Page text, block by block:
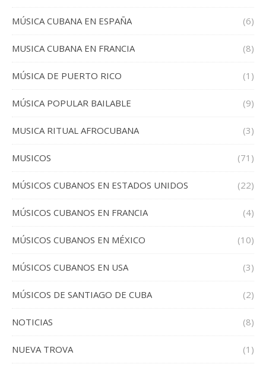
MÚSICA CUBANA EN ESPAÑA (6)
MUSICA CUBANA EN FRANCIA (8)
MÚSICA DE PUERTO RICO (1)
MÚSICA POPULAR BAILABLE (9)
MUSICA RITUAL AFROCUBANA (3)
MUSICOS (71)
MÚSICOS CUBANOS EN ESTADOS UNIDOS (22)
MÚSICOS CUBANOS EN FRANCIA (4)
MÚSICOS CUBANOS EN MÉXICO (10)
MÚSICOS CUBANOS EN USA (3)
MÚSICOS DE SANTIAGO DE CUBA (2)
NOTICIAS (8)
NUEVA TROVA (1)